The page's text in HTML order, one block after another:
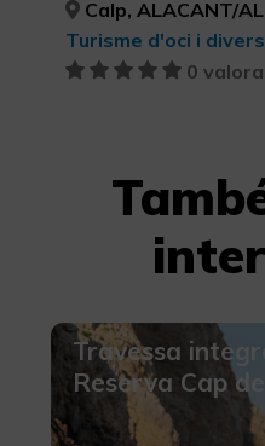
Calp, ALACANT/
Turisme d'oci i
0
Travessa
Reserva Cap